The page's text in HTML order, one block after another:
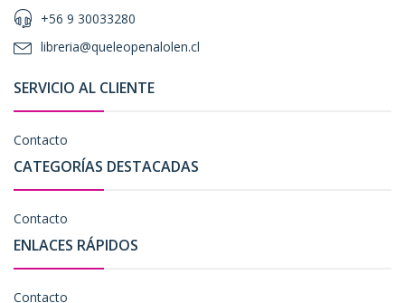
+56 9 30033280
libreria@queleopenalolen.cl
SERVICIO AL CLIENTE
Contacto
CATEGORÍAS DESTACADAS
Contacto
ENLACES RÁPIDOS
Contacto